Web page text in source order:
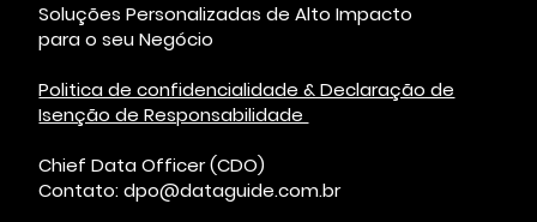
Soluções Personalizadas de Alto Impacto
para o seu Negócio
Politica de confidencialidade & Declaração de
Isenção de Responsabilidade
Chief Data Officer (CDO)
Contato:dpo@dataguide.com.br